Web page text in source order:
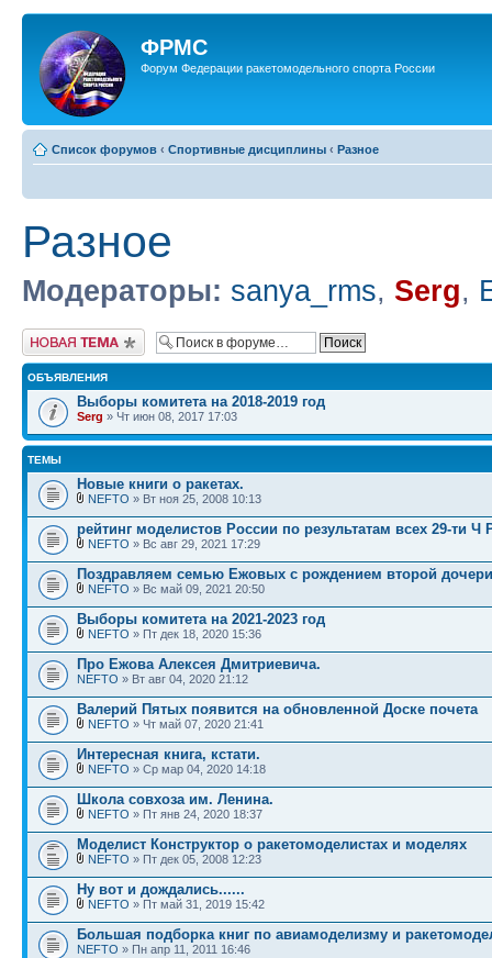
ФРМС
Форум Федерации ракетомодельного спорта России
Список форумов ‹ Спортивные дисциплины ‹ Разное
Разное
Модераторы: sanya_rms, Serg,
Новая тема
ОБЪЯВЛЕНИЯ
Выборы комитета на 2018-2019 год
Serg » Чт июн 08, 2017 17:03
ТЕМЫ
Новые книги о ракетах.
NEFTO » Вт ноя 25, 2008 10:13
рейтинг моделистов России по результатам всех 29-ти
NEFTO » Вс авг 29, 2021 17:29
Поздравляем семью Ежовых с рождением второй
NEFTO » Вс май 09, 2021 20:50
Выборы комитета на 2021-2023 год
NEFTO » Пт дек 18, 2020 15:36
Про Ежова Алексея Дмитриевича.
NEFTO » Вт авг 04, 2020 21:12
Валерий Пятых появится на обновленной Доске почета
NEFTO » Чт май 07, 2020 21:41
Интересная книга, кстати.
NEFTO » Ср мар 04, 2020 14:18
Школа совхоза им. Ленина.
NEFTO » Пт янв 24, 2020 18:37
Моделист Конструктор о ракетомоделистах и моделях
NEFTO » Пт дек 05, 2008 12:23
Ну вот и дождались......
NEFTO » Пт май 31, 2019 15:42
Большая подборка книг по авиамоделизму и
NEFTO » Пн апр 11, 2011 16:46